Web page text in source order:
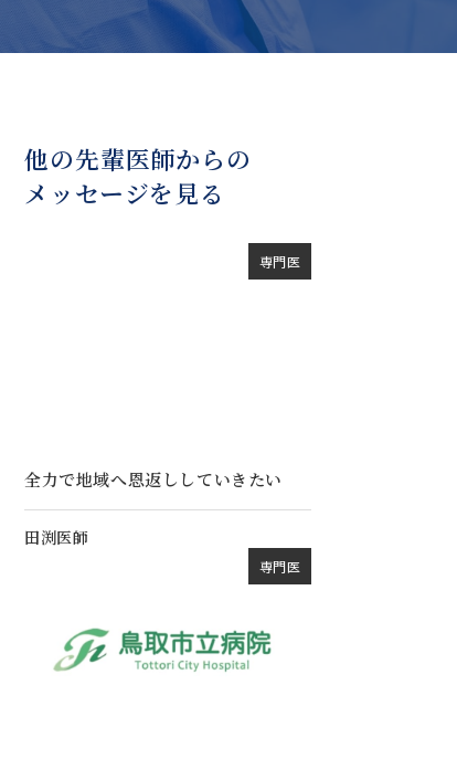
他の先輩医師からの
メッセージを見る
専門医
全力で地域へ恩返ししていきたい
田渕医師
専門医